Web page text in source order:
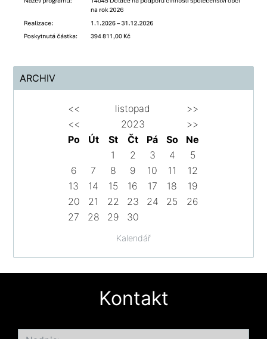
ARCHIV
Kalendář
<< listopad
>>
<<
2023
>>
Po
Út St Čt Pá So
Ne
1
2 3 4
5
6
7 8 9 10 11
12
13
14 15 16 17 18
19
20
21 22 23 24 25
26
27
28 29 30
Kontakt